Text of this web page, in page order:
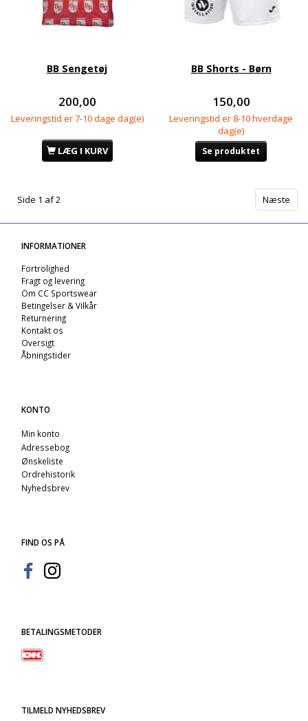
BB Sengetøj
200,00
Leveringstid er 7-10 dage dag(e)
LÆG I KURV
BB Shorts - Børn
150,00
Leveringstid er 8-10 hverdage
dag(e)
Se produktet
Side 1 af 2 Næste
INFORMATIONER
Fortrolighed
Fragt og levering
Om CC Sportswear
Betingelser & Vilkår
Returnering
Kontakt os
Oversigt
Åbningstider
KONTO
Min konto
Adressebog
Ønskeliste
Ordrehistorik
Nyhedsbrev
FIND OS PÅ
BETALINGSMETODER
TILMELD NYHEDSBREV